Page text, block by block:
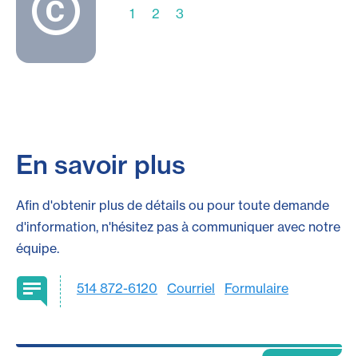
1
2 3
En savoir plus
Afin d'obtenir plus de détails ou pour toute demande
d'information, n'hésitez pas à communiquer avec notre
équipe.
514 872-6120 Courriel Formulaire